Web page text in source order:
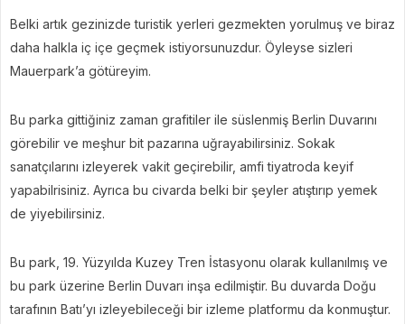
Belki artık gezinizde turistik yerleri gezmekten yorulmuş ve biraz
daha halkla iç içe geçmek istiyorsunuzdur. Öyleyse sizleri
Mauerpark’a götüreyim.
Bu parka gittiğiniz zaman grafitiler ile süslenmiş Berlin Duvarını
görebilir ve meşhur bit pazarına uğrayabilirsiniz. Sokak
sanatçılarını izleyerek vakit geçirebilir, amfi tiyatroda keyif
yapabilrisiniz. Ayrıca bu civarda belki bir şeyler atıştırıp yemek
de yiyebilirsiniz.
Bu park, 19. Yüzyılda Kuzey Tren İstasyonu olarak kullanılmış ve
bu park üzerine Berlin Duvarı inşa edilmiştir. Bu duvarda Doğu
tarafının Batı’yı izleyebileceği bir izleme platformu da konmuştur.